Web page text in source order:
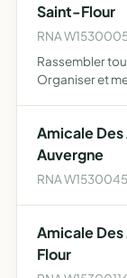
Saint-Flour
RNA
Rassembler
Organiser et
Amicale
Auvergne
RNA
Amicale Des
Flour